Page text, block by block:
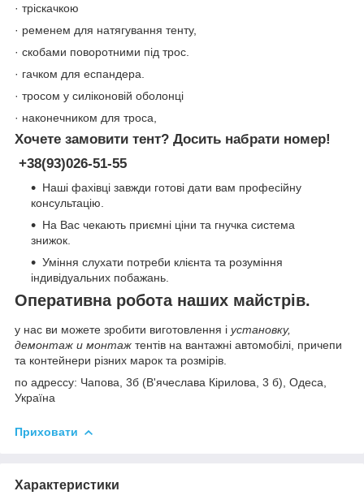
· тріскачкою
· ременем для натягування тенту,
· скобами поворотними під трос.
· гачком для еспандера.
· тросом у силіконовій оболонці
· наконечником для троса,
Хочете замовити тент? Досить набрати номер!
+38(93)026-51-55
Наші фахівці завжди готові дати вам професійну
консультацію.
На Вас чекають приємні ціни та гнучка система
знижок.
Уміння слухати потреби клієнта та розуміння
індивідуальних побажань.
Оперативна робота наших майстрів.
у нас ви можете зробити виготовлення і установку,
демонтаж и монтаж тентів на вантажні автомобілі, причепи
та контейнери різних марок та розмірів.
по адрессу: Чапова, 3б (В'ячеслава Кірилова, 3 б), Одеса,
Україна
Приховати
Характеристики